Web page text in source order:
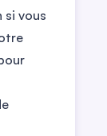
si vous